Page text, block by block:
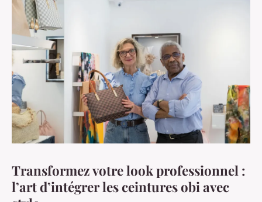
Transformez votre look professionnel :
l’art d’intégrer les ceintures obi avec